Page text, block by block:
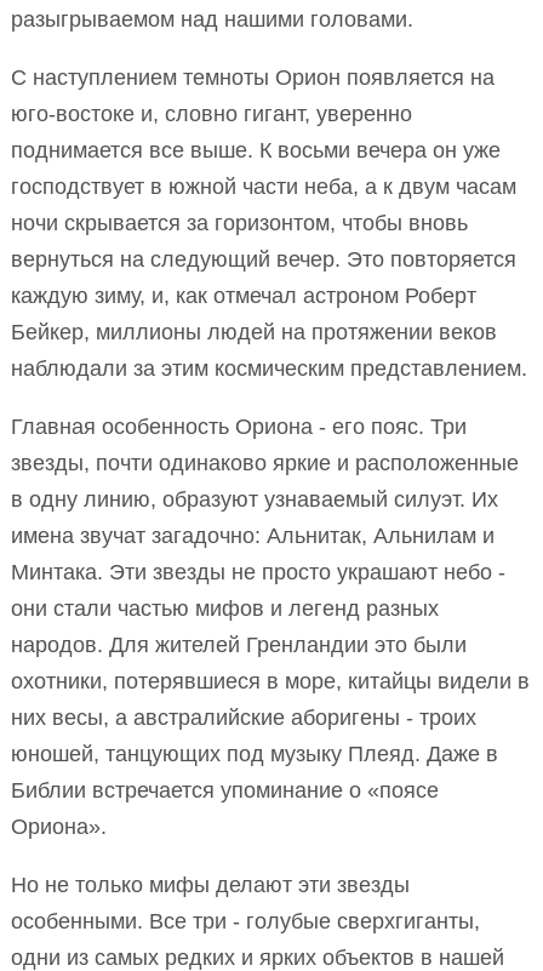
разыгрываемом над нашими головами.
С наступлением темноты Орион появляется на
юго-востоке и, словно гигант, уверенно
поднимается все выше. К восьми вечера он уже
господствует в южной части неба, а к двум часам
ночи скрывается за горизонтом, чтобы вновь
вернуться на следующий вечер. Это повторяется
каждую зиму, и, как отмечал астроном Роберт
Бейкер, миллионы людей на протяжении веков
наблюдали за этим космическим представлением.
Главная особенность Ориона - его пояс. Три
звезды, почти одинаково яркие и расположенные
в одну линию, образуют узнаваемый силуэт. Их
имена звучат загадочно: Альнитак, Альнилам и
Минтака. Эти звезды не просто украшают небо -
они стали частью мифов и легенд разных
народов. Для жителей Гренландии это были
охотники, потерявшиеся в море, китайцы видели в
них весы, а австралийские аборигены - троих
юношей, танцующих под музыку Плеяд. Даже в
Библии встречается упоминание о «поясе
Ориона».
Но не только мифы делают эти звезды
особенными. Все три - голубые сверхгиганты,
одни из самых редких и ярких объектов в нашей